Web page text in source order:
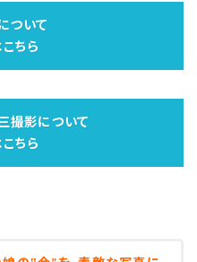
ついて
ちら
撮影について
ちら